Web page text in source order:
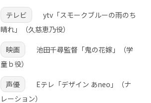
テレビ
ytv「スモークブルーの雨のち
晴れ」（久慈恵乃役）
映画
池田千尋監督「鬼の花嫁」（学
童ｂ役）
声優
Eテレ「デザイン あneo」（ナ
レーション）